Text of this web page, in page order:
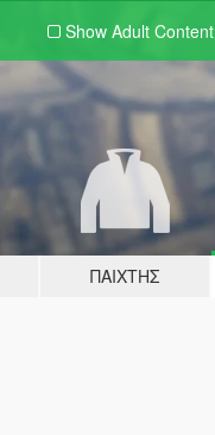
Show Adult Content
ΠΑΊΧΤΗΣ